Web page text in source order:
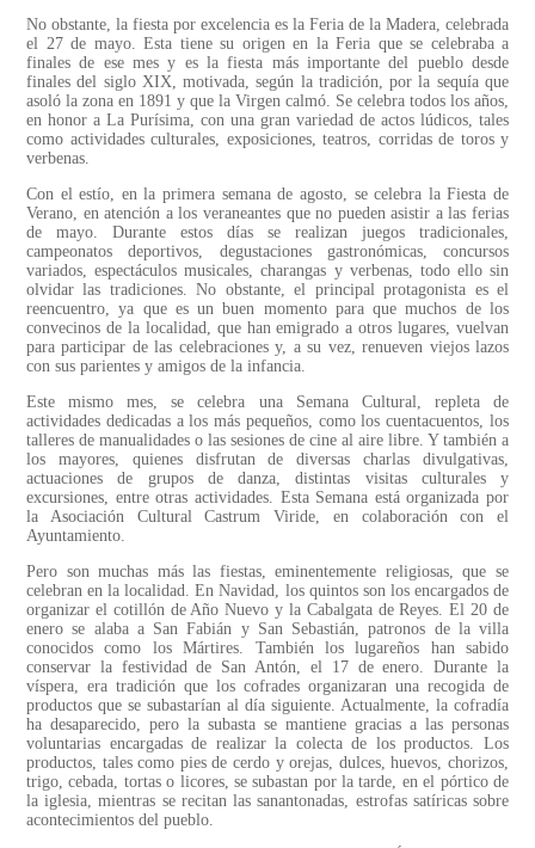
No obstante, la fiesta por excelencia es la Feria de la Madera, celebrada
el 27 de mayo. Esta tiene su origen en la Feria que se celebraba a
finales de ese mes y es la fiesta más importante del pueblo desde
finales del siglo XIX, motivada, según la tradición, por la sequía que
asoló la zona en 1891 y que la Virgen calmó. Se celebra todos los años,
en honor a La Purísima, con una gran variedad de actos lúdicos, tales
como actividades culturales, exposiciones, teatros, corridas de toros y
verbenas.
Con el estío, en la primera semana de agosto, se celebra la Fiesta de
Verano, en atención a los veraneantes que no pueden asistir a las ferias
de mayo. Durante estos días se realizan juegos tradicionales,
campeonatos deportivos, degustaciones gastronómicas, concursos
variados, espectáculos musicales, charangas y verbenas, todo ello sin
olvidar las tradiciones. No obstante, el principal protagonista es el
reencuentro, ya que es un buen momento para que muchos de los
convecinos de la localidad, que han emigrado a otros lugares, vuelvan
para participar de las celebraciones y, a su vez, renueven viejos lazos
con sus parientes y amigos de la infancia.
Este mismo mes, se celebra una Semana Cultural, repleta de
actividades dedicadas a los más pequeños, como los cuentacuentos, los
talleres de manualidades o las sesiones de cine al aire libre. Y también a
los mayores, quienes disfrutan de diversas charlas divulgativas,
actuaciones de grupos de danza, distintas visitas culturales y
excursiones, entre otras actividades. Esta Semana está organizada por
la Asociación Cultural Castrum Viride, en colaboración con el
Ayuntamiento.
Pero son muchas más las fiestas, eminentemente religiosas, que se
celebran en la localidad. En Navidad, los quintos son los encargados de
organizar el cotillón de Año Nuevo y la Cabalgata de Reyes. El 20 de
enero se alaba a San Fabián y San Sebastián, patronos de la villa
conocidos como los Mártires. También los lugareños han sabido
conservar la festividad de San Antón, el 17 de enero. Durante la
víspera, era tradición que los cofrades organizaran una recogida de
productos que se subastarían al día siguiente. Actualmente, la cofradía
ha desaparecido, pero la subasta se mantiene gracias a las personas
voluntarias encargadas de realizar la colecta de los productos. Los
productos, tales como pies de cerdo y orejas, dulces, huevos, chorizos,
trigo, cebada, tortas o licores, se subastan por la tarde, en el pórtico de
la iglesia, mientras se recitan las sanantonadas, estrofas satíricas sobre
acontecimientos del pueblo.